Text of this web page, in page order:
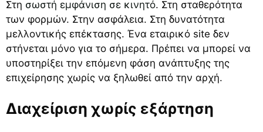
Στη σωστή εμφάνιση σε κινητό. Στη σταθερότητα
των φορμών. Στην ασφάλεια. Στη δυνατότητα
μελλοντικής επέκτασης. Ένα εταιρικό site δεν
στήνεται μόνο για το σήμερα. Πρέπει να μπορεί να
υποστηρίξει την επόμενη φάση ανάπτυξης της
επιχείρησης χωρίς να ξηλωθεί από την αρχή.
Διαχείριση χωρίς εξάρτηση